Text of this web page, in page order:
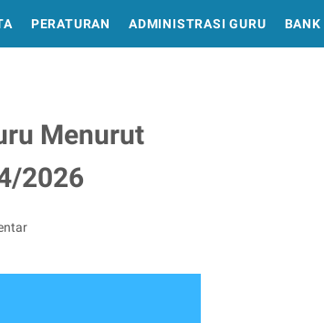
PERATURAN ADMINISTRASI GURU BANK
Menurut
2026